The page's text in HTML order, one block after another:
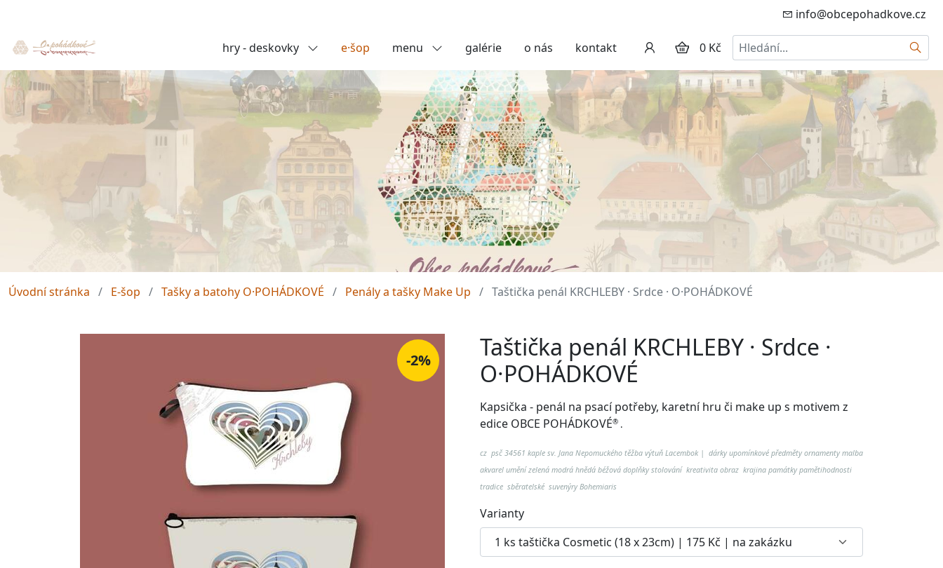
info@obcepohadkove.cz
hry - deskovky e·šop menu galérie o nás kontakt 0 Kč Hledat
Úvodní stránka E-šop Tašky a batohy O·POHÁDKOVÉ Penály a tašky Make Up Taštička penál KRCHLEBY · Srdce · O·POHÁDKOVÉ
-2%
Taštička penál KRCHLEBY · Srdce ·
O·POHÁDKOVÉ
Kapsička - penál na psací potřeby, karetní hru či make up s motivem z
edice OBCE POHÁDKOVÉ® .
cz psč 34561 kaple sv. Jana Nepomuckého těžba výtuň Lacembok | dárky upomínkové předměty ornamenty malba
akvarel umění zelená modrá hnědá béžová doplňky stolování kreativita obraz krajina památky pamětihodnosti
tradice sběratelské suvenýry Bohemiaris
Varianty